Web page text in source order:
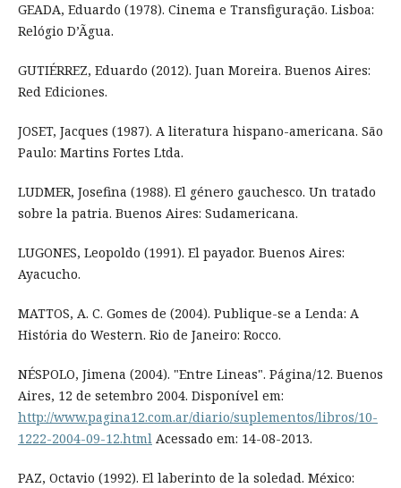
GEADA, Eduardo (1978). Cinema e Transfiguração. Lisboa:
Relógio D’Ãgua.
GUTIÉRREZ, Eduardo (2012). Juan Moreira. Buenos Aires:
Red Ediciones.
JOSET, Jacques (1987). A literatura hispano-americana. São
Paulo: Martins Fortes Ltda.
LUDMER, Josefina (1988). El género gauchesco. Un tratado
sobre la patria. Buenos Aires: Sudamericana.
LUGONES, Leopoldo (1991). El payador. Buenos Aires:
Ayacucho.
MATTOS, A. C. Gomes de (2004). Publique-se a Lenda: A
História do Western. Rio de Janeiro: Rocco.
NÉSPOLO, Jimena (2004). "Entre Lineas". Página/12. Buenos
Aires, 12 de setembro 2004. Disponível em:
http://www.pagina12.com.ar/diario/suplementos/libros/10-
1222-2004-09-12.htmlAcessado em: 14-08-2013.
PAZ, Octavio (1992). El laberinto de la soledad. México: